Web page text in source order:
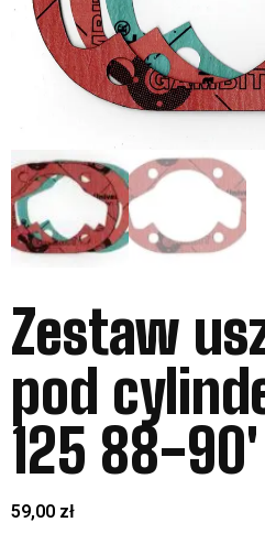
Zestaw
pod
125 88-90′
59,00 zł